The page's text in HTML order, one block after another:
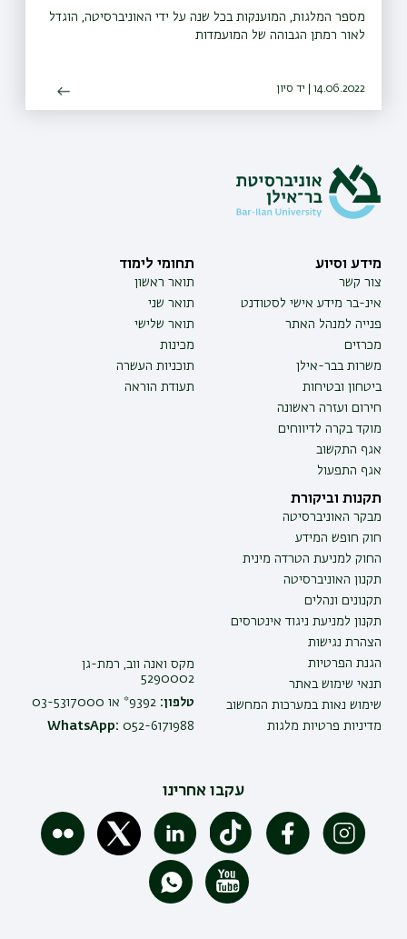
מספר המלגות, המוענקות בכל שנה על ידי האוניברסיטה, הוגדל
לאור רמתן הגבוהה של המועמדות
14.06.2022 | יד סיון
מידע וסיוע
צור קשר
אינ-בר מידע אישי לסטודנט
פנייה למנהל האתר
מכרזים
משרות בבר-אילן
ביטחון ובטיחות
חירום ועזרה ראשונה
מוקד בקרה לדיווחים
אגף התקשוב
אגף התפעול
תחומי לימוד
תואר ראשון
תואר שני
תואר שלישי
מכינות
תוכניות העשרה
תעודת הוראה
תקנות וביקורת
מבקר האוניברסיטה
חוק חופש המידע
החוק למניעת הטרדה מינית
תקנון האוניברסיטה
תקנונים ונהלים
תקנון למניעת ניגוד אינטרסים
הצהרת נגישות
הגנת הפרטיות
תנאי שימוש באתר
שימוש נאות במערכות המחשוב
מדיניות פרטיות מלגות
מקס ואנה ווב, רמת-גן
5290002
טלפון:
WhatsApp: 052-6171988
עקבו אחרינו